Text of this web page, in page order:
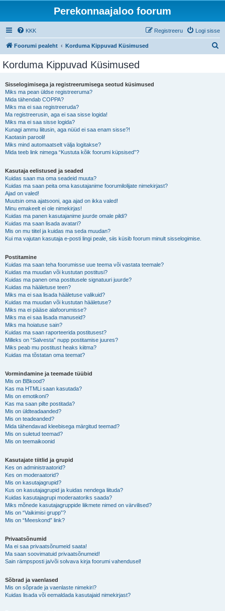
Perekonnaajaloo foorum
KKK Logi sisse
Registreeru
Foorumi pealeht Korduma Kippuvad Küsimused
Korduma Kippuvad Küsimused
Sisselogimisega ja registreerumisega seotud küsimused
Miks ma pean üldse registreeruma?
Mida tähendab COPPA?
Miks ma ei saa registreeruda?
Ma registreerusin, aga ei saa sisse logida!
Miks ma ei saa sisse logida?
Kunagi ammu liitusin, aga nüüd ei saa enam sisse?!
Kaotasin parooli!
Miks mind automaatselt välja logitakse?
Mida teeb link nimega “Kustuta kõik foorumi küpsised”?
Kasutaja eelistused ja seaded
Kuidas saan ma oma seadeid muuta?
Kuidas ma saan peita oma kasutajanime foorumilolijate nimekirjast?
Ajad on valed!
Muutsin oma ajatsooni, aga ajad on ikka valed!
Minu emakeelt ei ole nimekirjas!
Kuidas ma panen kasutajanime juurde omale pildi?
Kuidas ma saan lisada avatari?
Mis on mu tiitel ja kuidas ma seda muudan?
Kui ma vajutan kasutaja e-posti lingi peale, siis küsib foorum minult sisselogimise.
Postitamine
Kuidas ma saan teha foorumisse uue teema või vastata teemale?
Kuidas ma muudan või kustutan postitusi?
Kuidas ma panen oma postitusele signatuuri juurde?
Kuidas ma hääletuse teen?
Miks ma ei saa lisada hääletuse valikuid?
Kuidas ma muudan või kustutan hääletuse?
Miks ma ei pääse alafoorumisse?
Miks ma ei saa lisada manuseid?
Miks ma hoiatuse sain?
Kuidas ma saan raporteerida postitusest?
Milleks on “Salvesta” nupp postitamise juures?
Miks peab mu postitust heaks kiitma?
Kuidas ma tõstatan oma teemat?
Vormindamine ja teemade tüübid
Mis on BBkood?
Kas ma HTMLi saan kasutada?
Mis on emotikoni?
Kas ma saan pilte postitada?
Mis on üldteadaanded?
Mis on teadeanded?
Mida tähendavad kleebisega märgitud teemad?
Mis on suletud teemad?
Mis on teemaikoonid
Kasutajate tiitlid ja grupid
Kes on administraatorid?
Kes on moderaatorid?
Mis on kasutajagrupid?
Kus on kasutajagrupid ja kuidas nendega liituda?
Kuidas kasutajagrupi moderaatoriks saada?
Miks mõnede kasutajagruppide liikmete nimed on värvilised?
Mis on “Vaikimisi grupp”?
Mis on “Meeskond” link?
Privaatsõnumid
Ma ei saa privaatsõnumeid saata!
Ma saan soovimatuid privaatsõnumeid!
Sain rämpsposti ja/või solvava kirja foorumi vahendusel!
Sõbrad ja vaenlased
Mis on sõprade ja vaenlaste nimekiri?
Kuidas lisada või eemaldada kasutajaid nimekirjast?